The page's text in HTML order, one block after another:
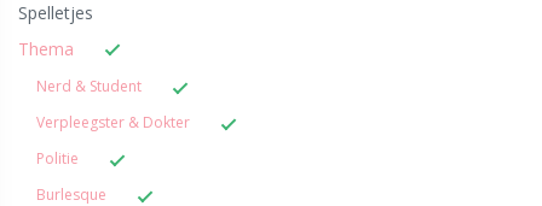
Spelletjes
Thema
Nerd & Student
Verpleegster & Dokter
Politie
Burlesque